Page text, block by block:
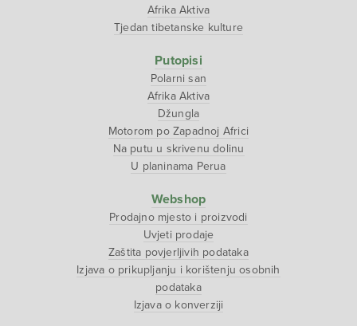
Afrika Aktiva
Tjedan tibetanske kulture
Putopisi
Polarni san
Afrika Aktiva
Džungla
Motorom po Zapadnoj Africi
Na putu u skrivenu dolinu
U planinama Perua
Webshop
Prodajno mjesto i proizvodi
Uvjeti prodaje
Zaštita povjerljivih podataka
Izjava o prikupljanju i korištenju osobnih
podataka
Izjava o konverziji